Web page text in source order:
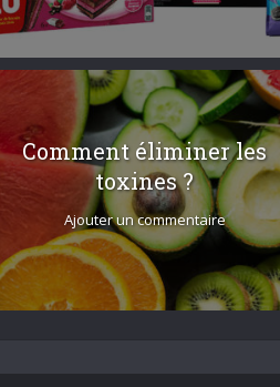
Comment éliminer les
toxines ?
Ajouter un commentaire